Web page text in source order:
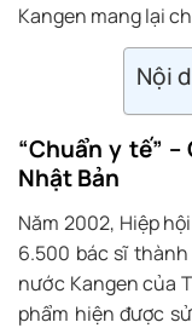
Kangen mang lại
Nội
“Chuẩn y tế”
Nhật Bản
Năm 2002, Hiệp
6.500 bác sĩ
nước Kangen của
phẩm hiện được